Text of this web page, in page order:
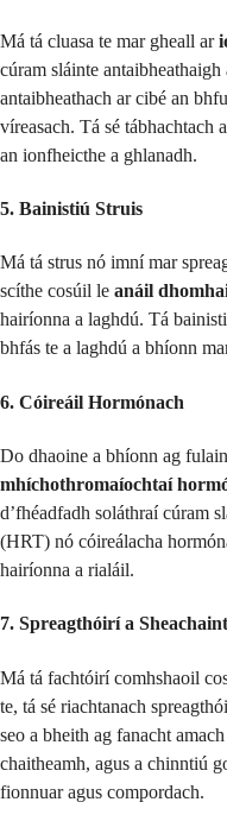
Má tá cluasa te mar gheall ar
cúram sláinte
antaibheathach ar cibé an
víreasach. Tá sé tábhachtach
an ionfheicthe a ghlanadh.
5. Bainistiú Struis
Má tá strus nó imní mar
scíthe cosúil le anáil
hairíonna a laghdú. Tá
bhfás te a laghdú a bhíonn
6. Cóireáil Hormónach
Do dhaoine a bhíonn ag
mhíchothromaíochtaí
d’fhéadfadh soláthraí cúram
(HRT) nó cóireálacha
hairíonna a rialáil.
7. Spreagthóirí a Sheachaint
Má tá fachtóirí comhshaoil
te, tá sé riachtanach
seo a bheith ag fanacht
chaitheamh, agus a chinntiú
fionnuar agus compordach.